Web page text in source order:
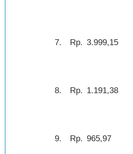
7. Rp. 3.999,15
8. Rp. 1.191,38
9. Rp. 965,97